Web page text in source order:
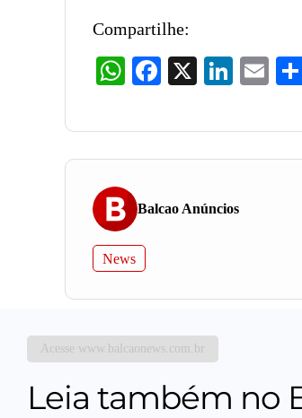
Compartilhe:
WhatsAppFacebook LinkedInEmail
Balcao Anúncios
News
Acesse www.balcaonews.com.br
Leia também no